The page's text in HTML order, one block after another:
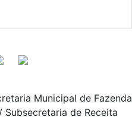
Municipal de Fazenda
de Receita